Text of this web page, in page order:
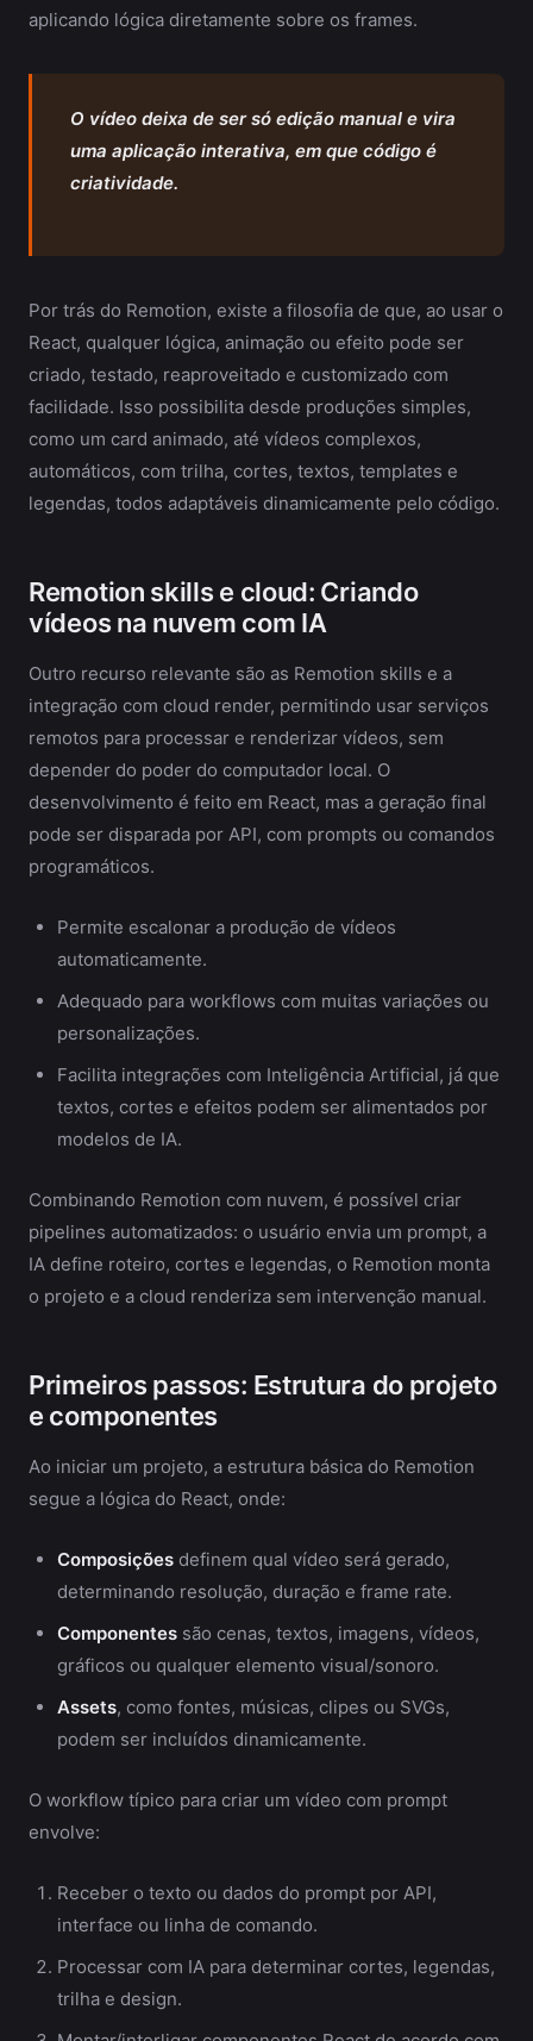
aplicando lógica diretamente sobre os frames.
O vídeo deixa de ser só edição manual e vira
uma aplicação interativa, em que código é
criatividade.
Por trás do Remotion, existe a filosofia de que, ao usar o
React, qualquer lógica, animação ou efeito pode ser
criado, testado, reaproveitado e customizado com
facilidade. Isso possibilita desde produções simples,
como um card animado, até vídeos complexos,
automáticos, com trilha, cortes, textos, templates e
legendas, todos adaptáveis dinamicamente pelo código.
Remotion skills e cloud: Criando
vídeos na nuvem com IA
Outro recurso relevante são as Remotion skills e a
integração com cloud render, permitindo usar serviços
remotos para processar e renderizar vídeos, sem
depender do poder do computador local. O
desenvolvimento é feito em React, mas a geração final
pode ser disparada por API, com prompts ou comandos
programáticos.
Permite escalonar a produção de vídeos
automaticamente.
Adequado para workflows com muitas variações ou
personalizações.
Facilita integrações com Inteligência Artificial, já que
textos, cortes e efeitos podem ser alimentados por
modelos de IA.
Combinando Remotion com nuvem, é possível criar
pipelines automatizados: o usuário envia um prompt, a
IA define roteiro, cortes e legendas, o Remotion monta
o projeto e a cloud renderiza sem intervenção manual.
Primeiros passos: Estrutura do projeto
e componentes
Ao iniciar um projeto, a estrutura básica do Remotion
segue a lógica do React, onde:
Composições definem qual vídeo será gerado,
determinando resolução, duração e frame rate.
Componentes são cenas, textos, imagens, vídeos,
gráficos ou qualquer elemento visual/sonoro.
Assets, como fontes, músicas, clipes ou SVGs,
podem ser incluídos dinamicamente.
O workflow típico para criar um vídeo com prompt
envolve:
Receber o texto ou dados do prompt por API,
interface ou linha de comando.
Processar com IA para determinar cortes, legendas,
trilha e design.